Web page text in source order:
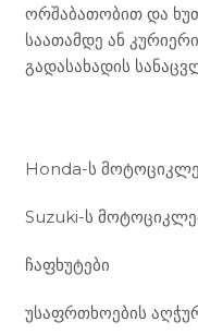
ორშაბათობით და
საათამდე ან
გადასახადის
Honda-ს
Suzuki-ს
ჩაფხუტები
უსაფრთხოების